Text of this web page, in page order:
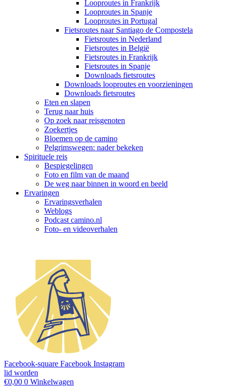
Looproutes in Frankrijk
Looproutes in Spanje
Looproutes in Portugal
Fietsroutes naar Santiago de Compostela
Fietsroutes in Nederland
Fietsroutes in België
Fietsroutes in Frankrijk
Fietsroutes in Spanje
Downloads fietsroutes
Downloads looproutes en voorzieningen
Downloads fietsroutes
Eten en slapen
Terug naar huis
Op zoek naar reisgenoten
Zoekertjes
Bloemen op de camino
Pelgrimswegen: nader bekeken
Spirituele reis
Bespiegelingen
Foto en film van de maand
De weg naar binnen in woord en beeld
Ervaringen
Ervaringsverhalen
Weblogs
Podcast camino.nl
Foto- en videoverhalen
Facebook-square Facebook Instagram
lid worden
€0,00 0 Winkelwagen